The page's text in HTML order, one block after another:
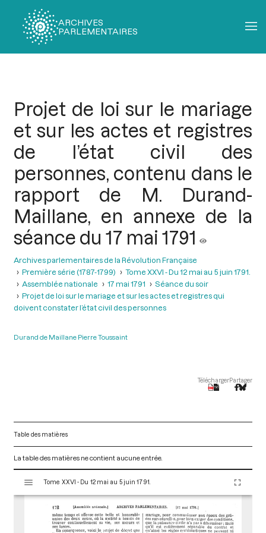
ARCHIVES
PARLEMENTAIRES
Projet de loi sur le mariage
et sur les actes et registres
de l’état civil des
personnes, contenu dans le
rapport de M. Durand-
Maillane, en annexe de la
séance du 17 mai 1791
Archives parlementaires de la Révolution Française
Première série (1787-1799)
Tome XXVI - Du 12 mai au 5 juin 1791.
Assemblée nationale
17 mai 1791
Séance du soir
Projet de loi sur le mariage et sur les actes et registres qui
doivent constater l’état civil des personnes
Durand de Maillane Pierre Toussaint
TéléchargerPartager
Table des matières
La table des matières ne contient aucune entrée.
s
Tome XXVI - Du 12 mai au 5 juin 1791.